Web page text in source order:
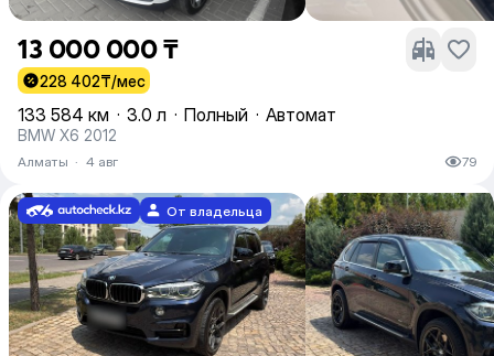
13 000 000 ₸
228 402₸/мес
133 584 км · 3.0 л · Полный · Автомат
BMW X6 2012
Алматы · 4 авг 79
От владельца